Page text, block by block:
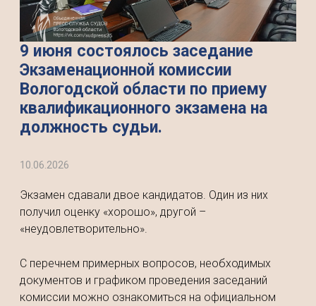
9 июня состоялось заседание
Экзаменационной комиссии
Вологодской области по приему
квалификационного экзамена на
должность судьи.
10.06.2026
Экзамен сдавали двое кандидатов. Один из них
получил оценку «хорошо», другой –
«неудовлетворительно».
С перечнем примерных вопросов, необходимых
документов и графиком проведения заседаний
комиссии можно ознакомиться на официальном